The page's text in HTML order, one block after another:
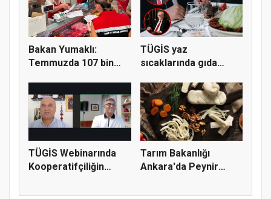
Bakan Yumaklı:
Temmuzda 107 bin
TÜGİS yaz
sıcaklarında gıda
TÜGİS Webinarında
Kooperatifçiliğin
Tarım Bakanlığı
Ankara'da Peynir